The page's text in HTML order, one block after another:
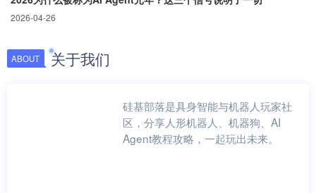
2026-04-26
ABOUT 关于我们
硅基部落是具身智能与机器人玩家社
区，分享人形机器人、机器狗、AI
Agent教程攻略，一起玩出未来。